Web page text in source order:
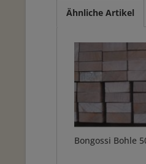
Ähnliche Artikel
Bongossi Bohle